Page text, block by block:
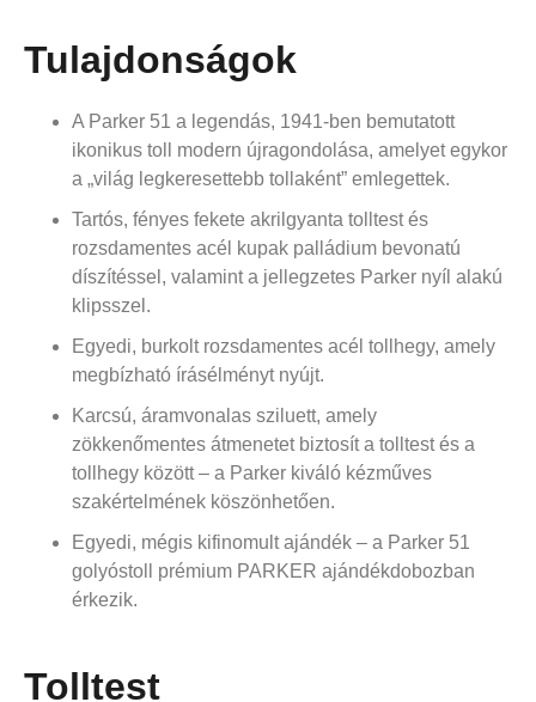
Tulajdonságok
A Parker 51 a legendás, 1941-ben bemutatott
ikonikus toll modern újragondolása, amelyet egykor
a „világ legkeresettebb tollaként” emlegettek.
Tartós, fényes fekete akrilgyanta tolltest és
rozsdamentes acél kupak palládium bevonatú
díszítéssel, valamint a jellegzetes Parker nyíl alakú
klipsszel.
Egyedi, burkolt rozsdamentes acél tollhegy, amely
megbízható írásélményt nyújt.
Karcsú, áramvonalas sziluett, amely
zökkenőmentes átmenetet biztosít a tolltest és a
tollhegy között – a Parker kiváló kézműves
szakértelmének köszönhetően.
Egyedi, mégis kifinomult ajándék – a Parker 51
golyóstoll prémium PARKER ajándékdobozban
érkezik.
Tolltest